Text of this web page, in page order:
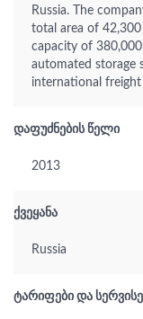
Russia. The
total area of 42,300
capacity of
automated storage
international
დაფუძნების წელი
2013
ქვეყანა
Russia
ტარიფები და